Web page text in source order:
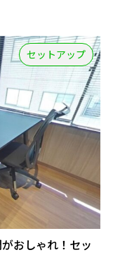
セットアップ
おしゃれ！セッ